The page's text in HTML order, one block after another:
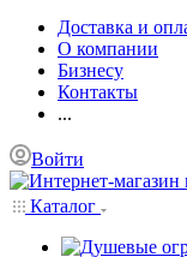
Доставка и
О компании
Бизнесу
Контакты
...
Войти
Каталог